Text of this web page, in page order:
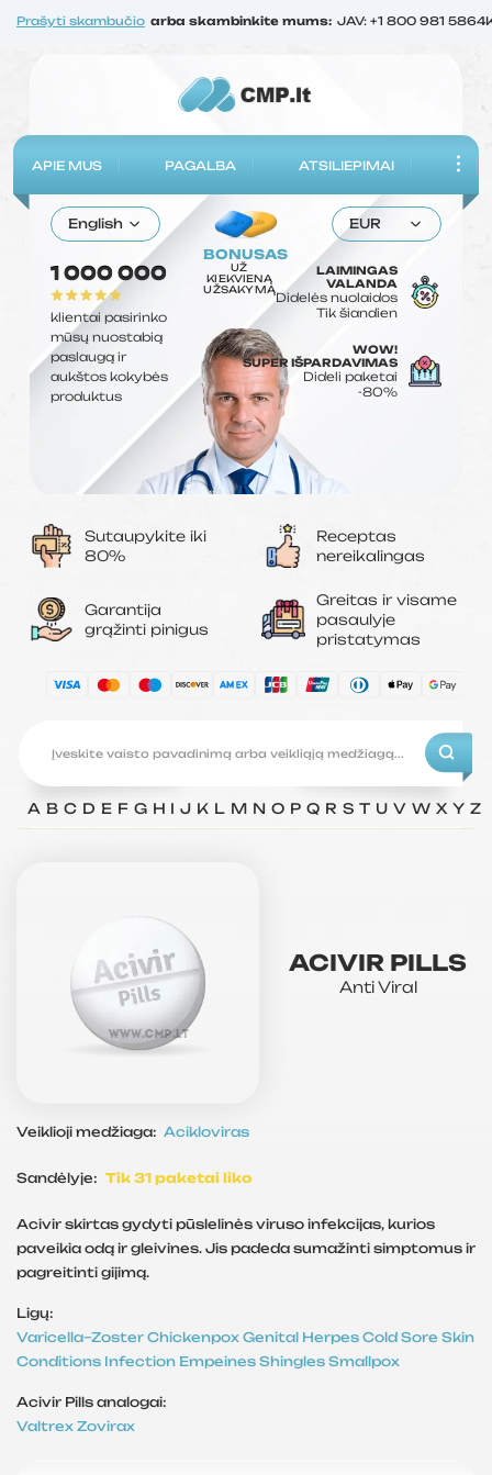
Prašyti skambučio arba skambinkite mums: JAV: +1 800 981 5864
APIE MUS PAGALBA ATSILIEPIMAI
BONUSAS
UŽ
KIEKVIENĄ
UŽSAKYMĄ
English EUR
1 000 000
klientai pasirinko
mūsų nuostabią
paslaugą ir
aukštos kokybės
produktus
LAIMINGAS
VALANDA
Didelės nuolaidos
Tik šiandien
WOW!
SUPER IŠPARDAVIMAS
Dideli paketai
-80%
Sutaupykite iki
80%
Receptas
nereikalingas
Garantija
grąžinti pinigus
Greitas ir visame
pasaulyje
pristatymas
A B C D E F G H I J K L M N O P Q R S T U V W X Y Z
ACIVIR PILLS
Anti Viral
Veiklioji medžiaga: Acikloviras
Sandėlyje: Tik 31 paketai liko
Acivir skirtas gydyti pūslelinės viruso infekcijas, kurios
paveikia odą ir gleivines. Jis padeda sumažinti simptomus ir
pagreitinti gijimą.
Ligų:
Varicella–Zoster Chickenpox Genital Herpes Cold Sore Skin
Conditions Infection Empeines Shingles Smallpox
Acivir Pills analogai:
Valtrex Zovirax